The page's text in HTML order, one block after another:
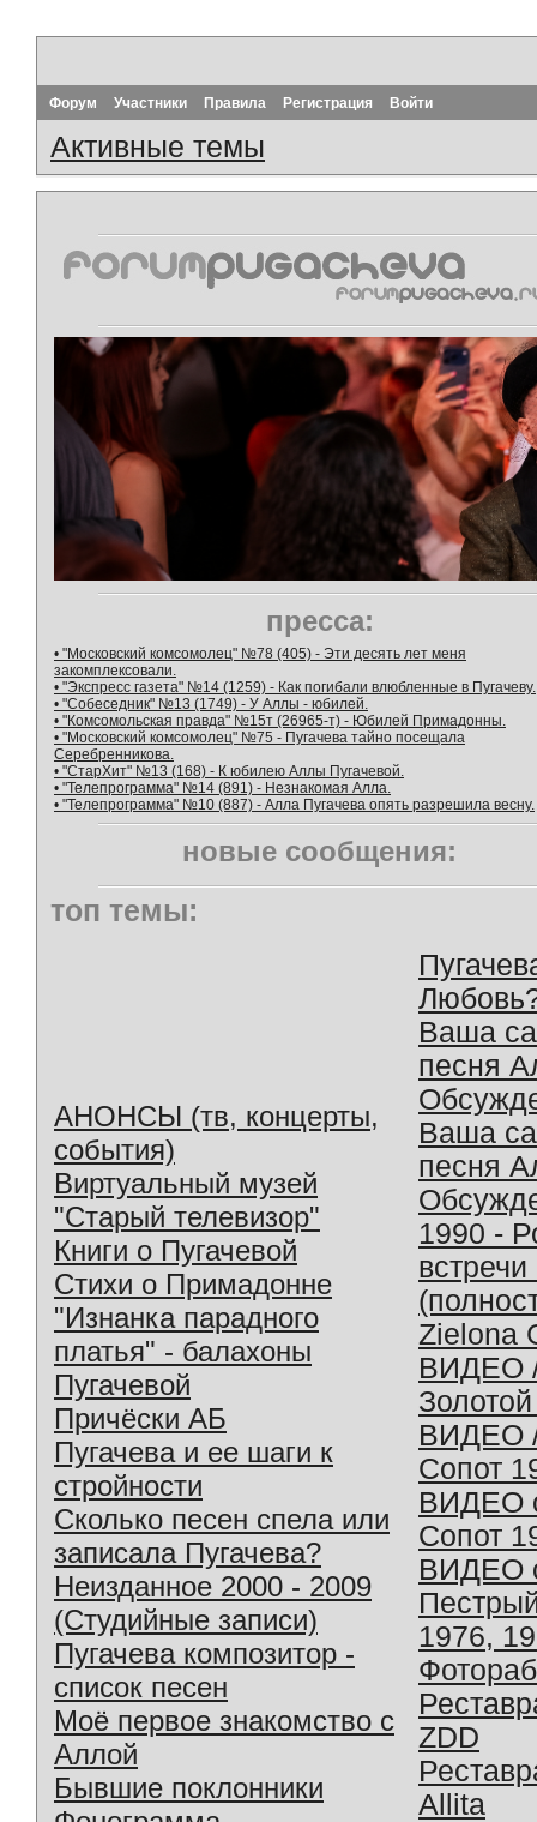
Форум Участники Правила Регистрация Войти
Активные темы
пресса:
• "Московский комсомолец" №78 (405) - Эти десять лет меня
закомплексовали.
• "Экспресс газета" №14 (1259) - Как погибали влюбленные в Пугачеву.
• "Собеседник" №13 (1749) - У Аллы - юбилей.
• "Комсомольская правда" №15т (26965-т) - Юбилей Примадонны.
• "Московский комсомолец" №75 - Пугачева тайно посещала
Серебренникова.
• "СтарХит" №13 (168) - К юбилею Аллы Пугачевой.
• "Телепрограмма" №14 (891) - Незнакомая Алла.
• "Телепрограмма" №10 (887) - Алла Пугачева опять разрешила весну.
новые сообщения:
топ темы:
АНОНСЫ (тв, концерты,
события)
Виртуальный музей
"Старый телевизор"
Книги о Пугачевой
Стихи о Примадонне
"Изнанка парадного
платья" - балахоны
Пугачевой
Причёски АБ
Пугачева и ее шаги к
стройности
Сколько песен спела или
записала Пугачева?
Неизданное 2000 - 2009
(Студийные записи)
Пугачева композитор -
список песен
Моё первое знакомство с
Аллой
Бывшие поклонники
Ваша
песня
Ваша
песня
1990 -
Zielona
ВИДЕО
ВИДЕО
Сопот
ВИДЕО
Сопот
ВИДЕО
1976,
ZDD
Allita